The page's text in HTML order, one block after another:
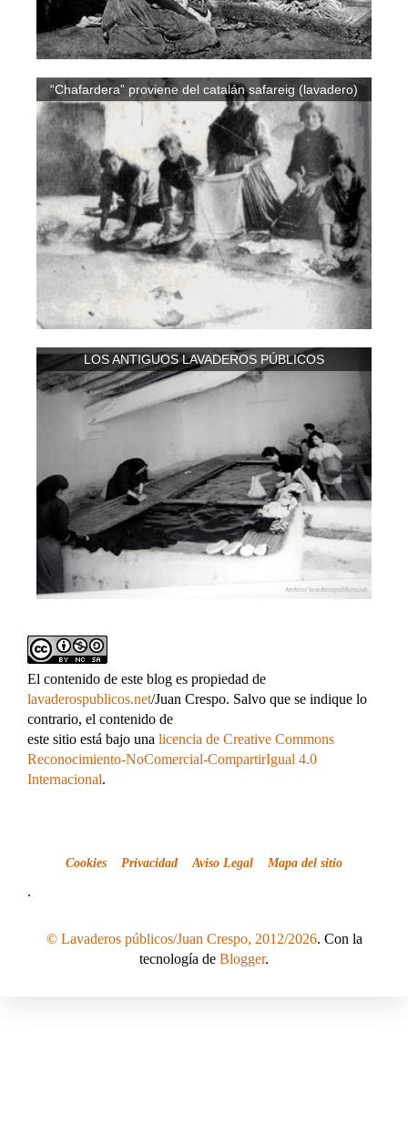
“Chafardera” proviene del catalán safareig (lavadero)
LOS ANTIGUOS LAVADEROS PÚBLICOS
El contenido de este blog es propiedad de
lavaderospublicos.net/Juan Crespo. Salvo que se indique lo
contrario, el contenido de
este sitio está bajo una licencia de Creative Commons
Reconocimiento-NoComercial-CompartirIgual 4.0
Internacional.
Cookies Privacidad Aviso Legal Mapa del sitio
.
© Lavaderos públicos/Juan Crespo, 2012/2026. Con la
tecnología de Blogger.